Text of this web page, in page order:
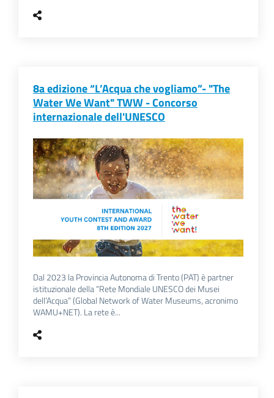
8a edizione “L’Acqua che vogliamo”- "The
Water We Want" TWW - Concorso
internazionale dell'UNESCO
Dal 2023 la Provincia Autonoma di Trento (PAT) è partner
istituzionale della “Rete Mondiale UNESCO dei Musei
dell’Acqua” (Global Network of Water Museums, acronimo
WAMU+NET). La rete è...